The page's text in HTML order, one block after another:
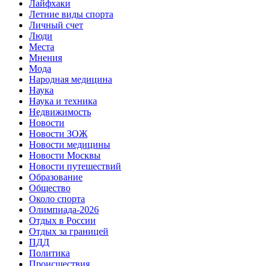
Лайфхаки
Летние виды спорта
Личный счет
Люди
Места
Мнения
Мода
Народная медицина
Наука
Наука и техника
Недвижимость
Новости
Новости ЗОЖ
Новости медицины
Новости Москвы
Новости путешествий
Образование
Общество
Около спорта
Олимпиада-2026
Отдых в России
Отдых за границей
ПДД
Политика
Происшествия